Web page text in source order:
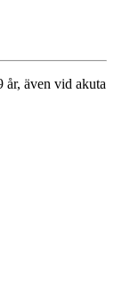
år, även vid akuta